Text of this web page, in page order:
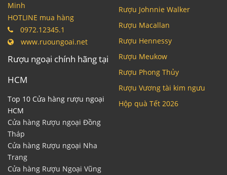
Minh
HOTLINE mua hàng
0972.12345.1
www.ruoungoai.net
Rượu ngoại chính hãng tại
HCM
Top 10 Cửa hàng rượu ngoại
HCM
Cửa hàng Rượu ngoại Đồng
Tháp
Cửa hàng Rượu ngoại Nha
Trang
Cửa hàng Rượu Ngoại Vũng
Rượu Johnnie Walker
Rượu Macallan
Rượu Hennessy
Rượu Meukow
Rượu Phong Thủy
Rượu Vương tài kim ngưu
Hộp quà Tết 2026